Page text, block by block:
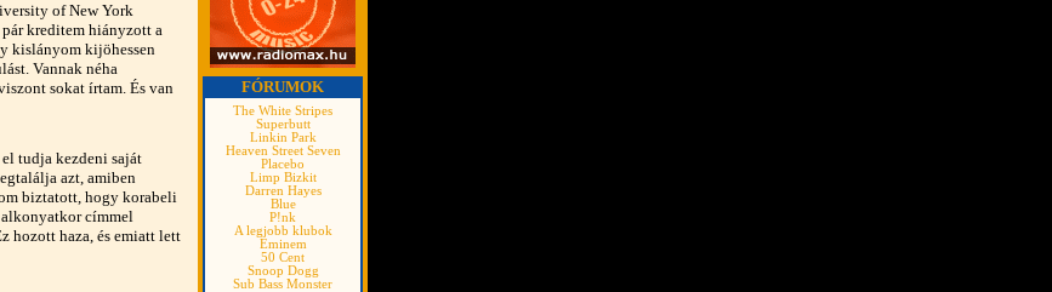
of New York
kreditem hiányzott a
kislányom kijöhessen
Vannak néha
sokat írtam. És van
tudja kezdeni saját
azt, amiben
biztatott, hogy korabeli
címmel
hozott haza, és emiatt lett
FÓRUMOK
The White Stripes
Superbutt
Linkin Park
Heaven Street Seven
Placebo
Limp Bizkit
Darren Hayes
Blue
P!nk
A legjobb klubok
Eminem
50 Cent
Snoop Dogg
Sub Bass Monster